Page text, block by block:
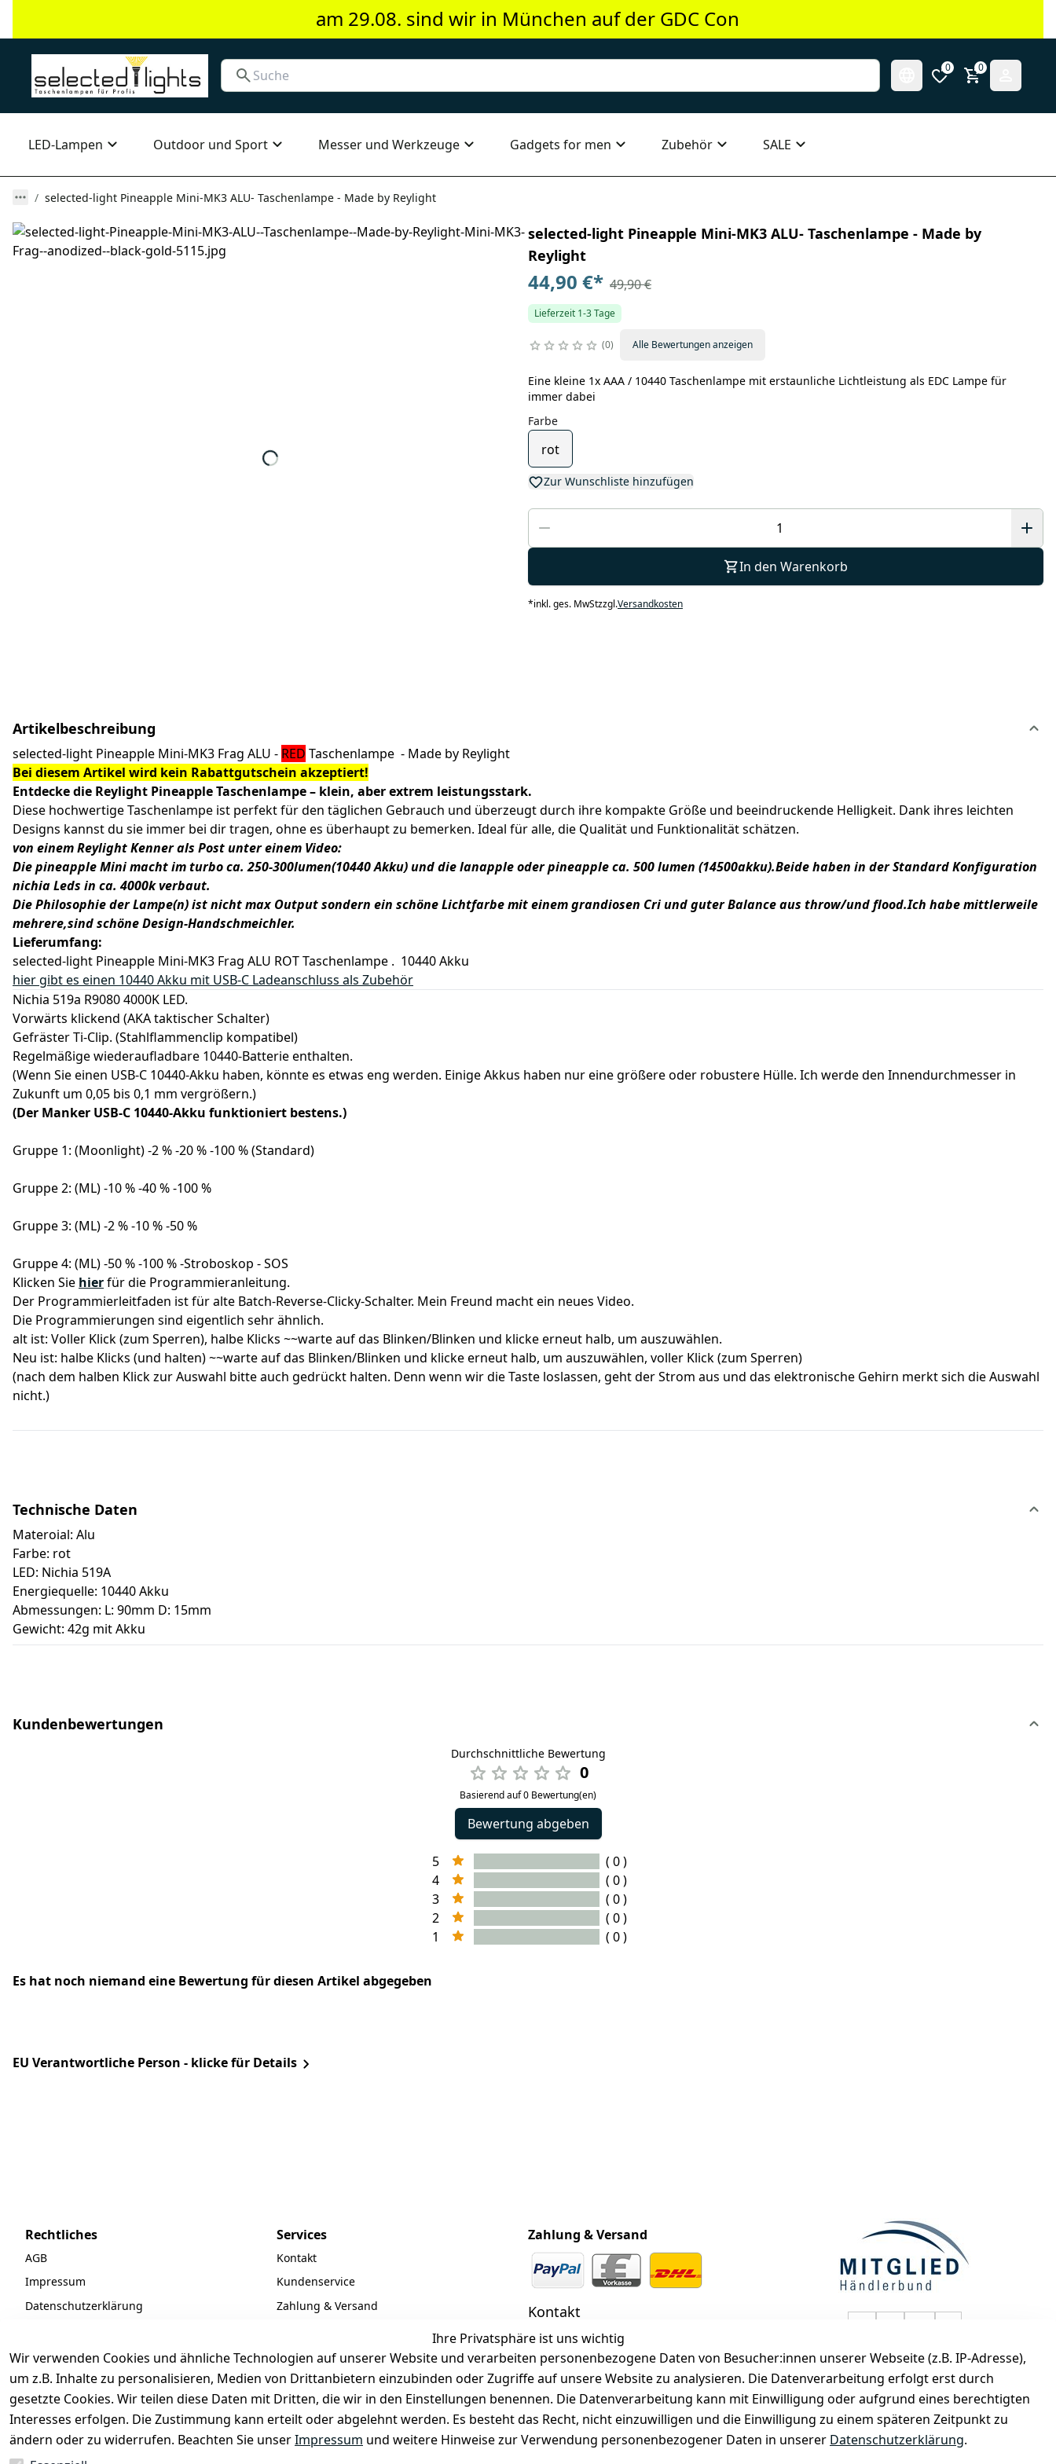
am 29.08. sind wir in München auf der GDC Con
0 0
LED-Lampen Outdoor und Sport Messer und Werkzeuge Gadgets for men Zubehör SALE
selected-light Pineapple Mini-MK3 ALU- Taschenlampe - Made by Reylight
selected-light Pineapple Mini-MK3 ALU- Taschenlampe - Made by
Reylight
44,90 €* 49,90 €
Lieferzeit 1-3 Tage
0 Alle Bewertungen anzeigen
Eine kleine 1x AAA / 10440 Taschenlampe mit erstaunliche Lichtleistung als EDC Lampe für
immer dabei
Farbe
rot
Zur Wunschliste hinzufügen
In den Warenkorb
*inkl. ges. MwStzzgl.Versandkosten
Artikelbeschreibung
selected-light Pineapple Mini-MK3 Frag ALU - RED Taschenlampe - Made by Reylight
Bei diesem Artikel wird kein Rabattgutschein akzeptiert!
Entdecke die Reylight Pineapple Taschenlampe – klein, aber extrem leistungsstark.
Diese hochwertige Taschenlampe ist perfekt für den täglichen Gebrauch und überzeugt durch ihre kompakte Größe und beeindruckende Helligkeit. Dank ihres leichten
Designs kannst du sie immer bei dir tragen, ohne es überhaupt zu bemerken. Ideal für alle, die Qualität und Funktionalität schätzen.
von einem Reylight Kenner als Post unter einem Video:
Die pineapple Mini macht im turbo ca. 250-300lumen(10440 Akku) und die lanapple oder pineapple ca. 500 lumen (14500akku).Beide haben in der Standard Konfiguration
nichia Leds in ca. 4000k verbaut.
Die Philosophie der Lampe(n) ist nicht max Output sondern ein schöne Lichtfarbe mit einem grandiosen Cri und guter Balance aus throw/und flood.Ich habe mittlerweile
mehrere,sind schöne Design-Handschmeichler.
Lieferumfang:
selected-light Pineapple Mini-MK3 Frag ALU ROT Taschenlampe . 10440 Akku
hier gibt es einen 10440 Akku mit USB-C Ladeanschluss als Zubehör
Nichia 519a R9080 4000K LED.
Vorwärts klickend (AKA taktischer Schalter)
Gefräster Ti-Clip. (Stahlflammenclip kompatibel)
Regelmäßige wiederaufladbare 10440-Batterie enthalten.
(Wenn Sie einen USB-C 10440-Akku haben, könnte es etwas eng werden. Einige Akkus haben nur eine größere oder robustere Hülle. Ich werde den Innendurchmesser in
Zukunft um 0,05 bis 0,1 mm vergrößern.)
(Der Manker USB-C 10440-Akku funktioniert bestens.)
Gruppe 1: (Moonlight) -2 % -20 % -100 % (Standard)
Gruppe 2: (ML) -10 % -40 % -100 %
Gruppe 3: (ML) -2 % -10 % -50 %
Gruppe 4: (ML) -50 % -100 % -Stroboskop - SOS
Klicken Sie hierfür die Programmieranleitung.
Der Programmierleitfaden ist für alte Batch-Reverse-Clicky-Schalter. Mein Freund macht ein neues Video.
Die Programmierungen sind eigentlich sehr ähnlich.
alt ist: Voller Klick (zum Sperren), halbe Klicks ~~warte auf das Blinken/Blinken und klicke erneut halb, um auszuwählen.
Neu ist: halbe Klicks (und halten) ~~warte auf das Blinken/Blinken und klicke erneut halb, um auszuwählen, voller Klick (zum Sperren)
(nach dem halben Klick zur Auswahl bitte auch gedrückt halten. Denn wenn wir die Taste loslassen, geht der Strom aus und das elektronische Gehirn merkt sich die Auswahl
nicht.)
Technische Daten
Materoial: Alu
Farbe: rot
LED: Nichia 519A
Energiequelle: 10440 Akku
Abmessungen: L: 90mm D: 15mm
Gewicht: 42g mit Akku
Kundenbewertungen
Durchschnittliche Bewertung
0
Basierend auf 0 Bewertung(en)
Bewertung abgeben
5
( 0 )
4
( 0 )
3
( 0 )
2
( 0 )
1
( 0 )
Es hat noch niemand eine Bewertung für diesen Artikel abgegeben
EU Verantwortliche Person - klicke für Details
Ihre Privatsphäre ist uns wichtig
Wir verwenden Cookies und ähnliche Technologien auf unserer Website und verarbeiten personenbezogene Daten von Besucher:innen unserer Webseite (z.B. IP-Adresse),
um z.B. Inhalte zu personalisieren, Medien von Drittanbietern einzubinden oder Zugriffe auf unsere Website zu analysieren. Die Datenverarbeitung erfolgt erst durch
gesetzte Cookies. Wir teilen diese Daten mit Dritten, die wir in den Einstellungen benennen. Die Datenverarbeitung kann mit Einwilligung oder aufgrund eines berechtigten
Interesses erfolgen. Die Zustimmung kann erteilt oder abgelehnt werden. Es besteht das Recht, nicht einzuwilligen und die Einwilligung zu einem späteren Zeitpunkt zu
ändern oder zu widerrufen. Beachten Sie unserImpressum und weitere Hinweise zur Verwendung personenbezogener Daten in unserer Datenschutzerklärung.
Rechtliches
AGB
Impressum
Datenschutzerklärung
Services
Kontakt
Kundenservice
Zahlung & Versand
Newsletter
Unsere Partner
FAQ
Zahlung & Versand
Kontakt
+49 (0)6185 2457
Mail: info@selected-lights.de
Unter den Weingärten 42
63546 Hammersbach